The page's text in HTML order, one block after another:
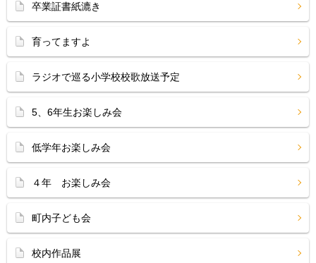
卒業証書紙漉き
育ってますよ
ラジオで巡る小学校校歌放送予定
5、6年生お楽しみ会
低学年お楽しみ会
４年 お楽しみ会
町内子ども会
校内作品展